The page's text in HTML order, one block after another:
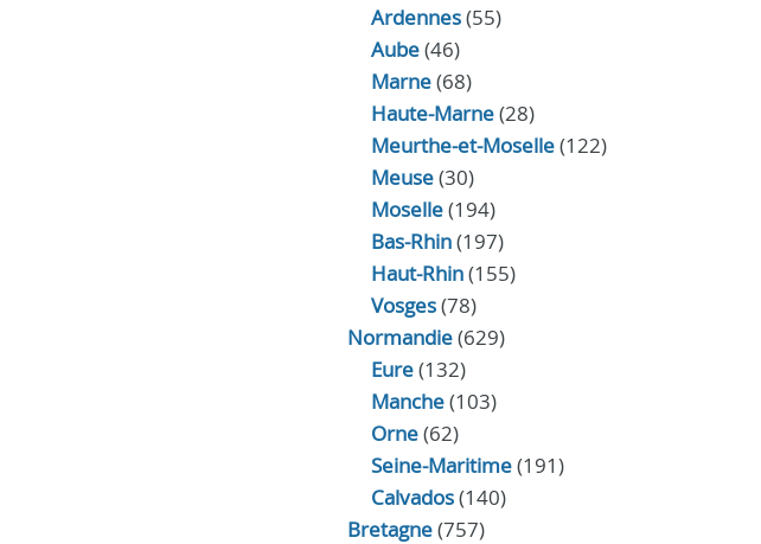
Ardennes(55)
Aube(46)
Marne(68)
Haute-Marne(28)
Meurthe-et-Moselle(122)
Meuse(30)
Moselle(194)
Bas-Rhin(197)
Haut-Rhin(155)
Vosges(78)
Normandie(629)
Eure(132)
Manche(103)
Orne(62)
Seine-Maritime(191)
Calvados(140)
Bretagne(757)